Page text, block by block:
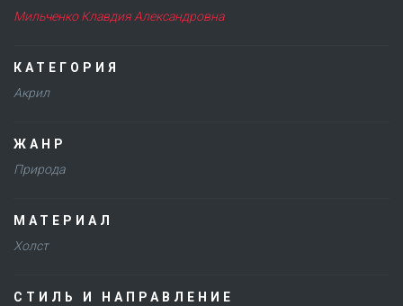
Мильченко Клавдия Александровна
КАТЕГОРИЯ
Акрил
ЖАНР
Природа
МАТЕРИАЛ
Холст
СТИЛЬ И НАПРАВЛЕНИЕ